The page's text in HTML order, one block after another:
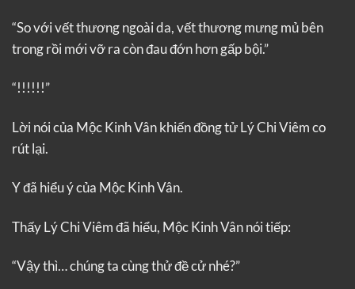
“So với vết thương ngoài da, vết thương mưng mủ bên
trong rồi mới vỡ ra còn đau đớn hơn gấp bội.”
“!!!!!!”
Lời nói của Mộc Kinh Vân khiến đồng tử Lý Chi Viêm co
rút lại.
Y đã hiểu ý của Mộc Kinh Vân.
Thấy Lý Chi Viêm đã hiểu, Mộc Kinh Vân nói tiếp:
“Vậy thì… chúng ta cùng thử đề cử nhé?”